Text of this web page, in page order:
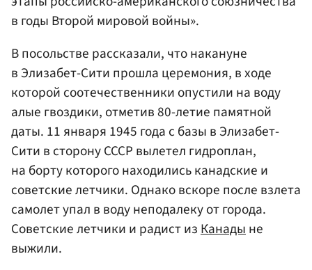
в годы Второй мировой войны».
В посольстве рассказали, что накануне
в Элизабет-Сити прошла церемония, в ходе
которой соотечественники опустили на воду
алые гвоздики, отметив 80-летие памятной
даты. 11 января 1945 года с базы в Элизабет-
Сити в сторону СССР вылетел гидроплан,
на борту которого находились канадские и
советские летчики. Однако вскоре после взлета
самолет упал в воду неподалеку от города.
Советские летчики и радист изКанадыне
выжили.